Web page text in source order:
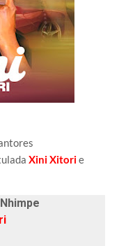
Xini Xitorie